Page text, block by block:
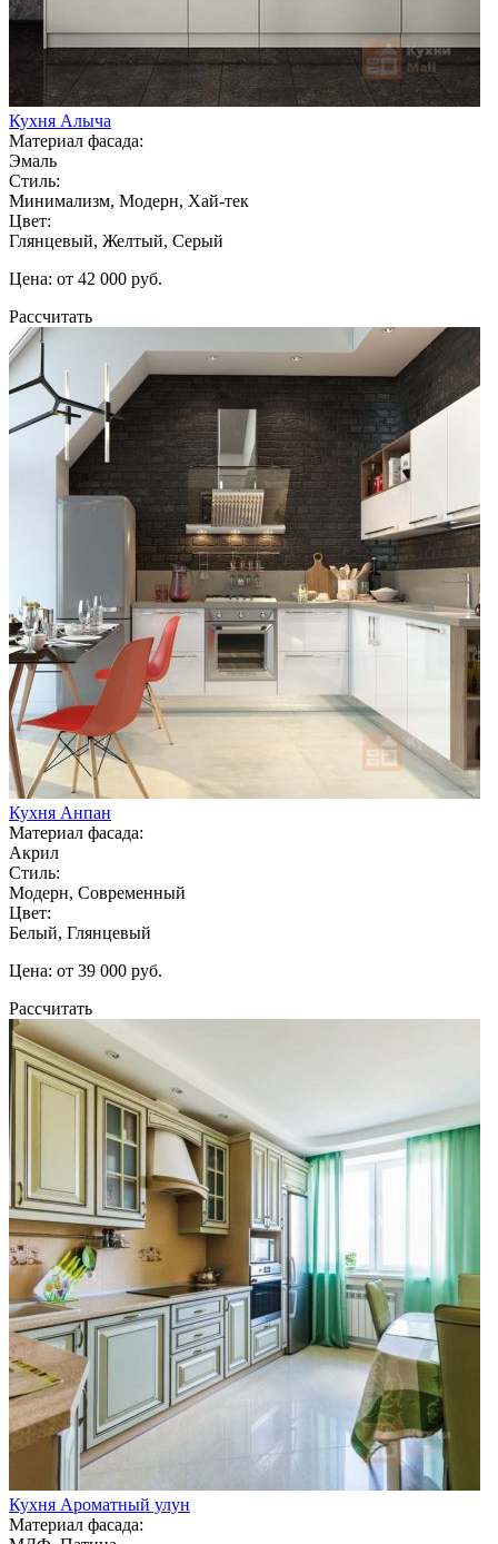
Кухня Алыча
Материал фасада:
Эмаль
Стиль:
Минимализм, Модерн, Хай-тек
Цвет:
Глянцевый, Желтый, Серый
Цена: от 42 000 руб.
Рассчитать
Кухня Анпан
Материал фасада:
Акрил
Стиль:
Модерн, Современный
Цвет:
Белый, Глянцевый
Цена: от 39 000 руб.
Рассчитать
Кухня Ароматный улун
Материал фасада: